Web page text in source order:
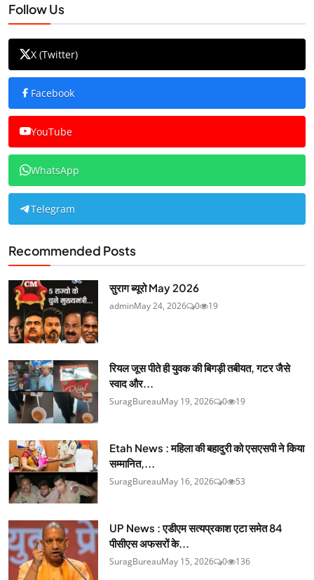
Follow Us
X (Twitter)
Facebook
YouTube
WhatsApp
Telegram
Recommended Posts
सुराग ब्यूरो May 2026
adminMay 24, 2026 0 19
रियल जूस पीते ही युवक की बिगड़ी तबीयत, गटर जैसे
स्वाद और...
SuragBureauMay 19, 2026 0 19
Etah News : महिला की बहादुरी को एसएसपी ने किया
सम्मानित,...
SuragBureauMay 16, 2026 0 53
UP News : एडीएम सत्यप्रकाश एटा समेत 84
पीसीएस अफसरों के...
SuragBureauMay 15, 2026 0 136